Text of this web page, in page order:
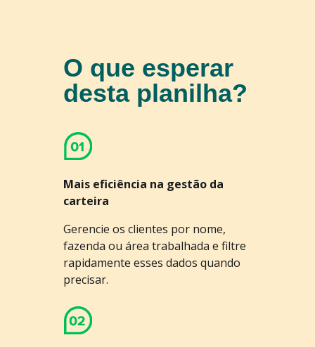
O que esperar
desta planilha?
Mais eficiência na gestão da
carteira
Gerencie os clientes por nome,
fazenda ou área trabalhada e filtre
rapidamente esses dados quando
precisar.